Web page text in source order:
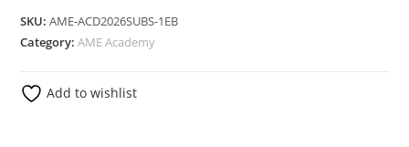
SKU:AME-ACD2026SUBS-1EB
Category:AME Academy
Add to wishlist